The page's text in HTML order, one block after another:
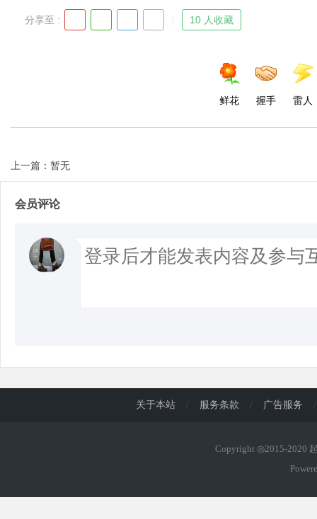
分享至 : 10 人收藏
鲜花 握手 雷人
上一篇：暂无
会员评论
关于本站 / 服务条款 / 广告服务 /
Copyright ◎2015-2020